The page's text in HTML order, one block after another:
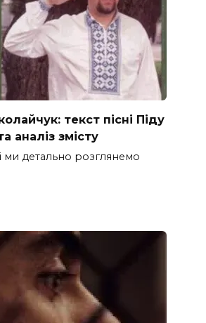
текст пісні Піду
аналіз змісту
ми детально розглянемо